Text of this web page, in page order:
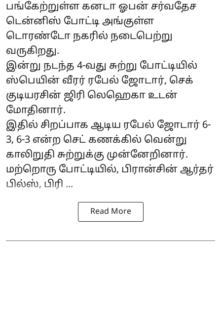
பங்கேற்றுள்ள கனடா ஓபன் சர்வதேச
டென்னிஸ் போட்டி அங்குள்ள
டொரண்டோ நகரில் நடைபெற்று
வருகிறது.
இன்று நடந்த 4-வது சுற்று போட்டியில்
ஸ்பெயின் வீரர் ரபேல் ஜோடார், செக்
குடியரசின் ஜிரி லெஹெகா உடன்
மோதினார்.
இதில் சிறப்பாக ஆடிய ரபேல் ஜோடார் 6-
3, 6-3 என்ற செட் கணக்கில் வென்று
காலிறுதி சுற்றுக்கு முன்னேறினார்.
மற்றொரு போட்டியில், பிரான்சின் ஆர்தர்
பில்ஸ், பிரி ...
Read More